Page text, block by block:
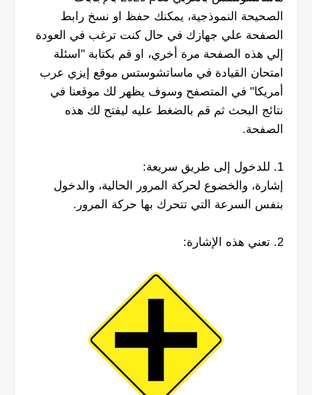
الصحيحة النموذجية، يمكنك حفظ او نسخ رابط
الصفحة علي جهازك في حال كنت ترغب في العودة
إلي هذه الصفحة مرة أخري، او قم بكتابة "اسئلة
امتحان القيادة في ماساتشوستس موقع إيزي عرب
أمريكا" في المتصفح وسوف يظهر لك موقعنا في
نتائج البحث ثم قم بالضغط عليه ليفتح لك هذه
الصفحة.
1. للدخول إلى طريق سريعة:
إشارة، والخضوع لحركة المرور الحالية، والدخول
بنفس السرعة التي تتحرك بها حركة المرور.
2. تعني هذه الإشارة: